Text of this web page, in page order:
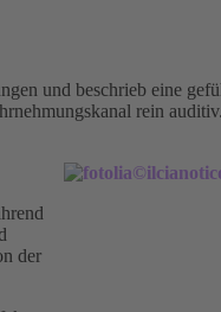
und beschrieb eine
rein
der